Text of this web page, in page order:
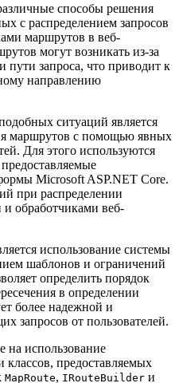
способы решения
с распределением запросов
маршрутов в веб-
могут возникать из-за
пути запроса, что приводит к
направлению
ситуаций является
маршрутов с помощью явных
Для этого используются
Microsoft ASP.NET Core.
при распределении
и обработчиками веб-
использование системы
шаблонов и ограничений
определить порядок
в определении
более надежной и
запросов от пользователей.
на использование
предоставляемых
MapRoute, IRouteBuilder и